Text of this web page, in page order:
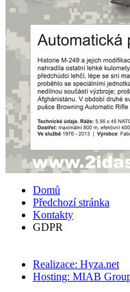
Domů
Předchozí stránka
Kontakty
GDPR
Realizace: Hyza.net
Hosting: MIAB